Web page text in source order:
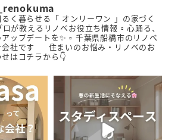
く暮らせる「 オンリーワン 」の家づく
ロが教えるリノベお役立ち情報 ▫️ 心踊る、
ップデートを✨ ▫️ 千葉県船橋市のリノベ
社です
住まいのお悩み・リノベのお
はコチラから👇